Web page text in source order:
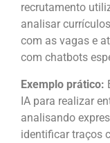
recrutamento
analisar
com as vagas e
com chatbots
Exemplo prático:
IA para realizar
analisando
identificar traços